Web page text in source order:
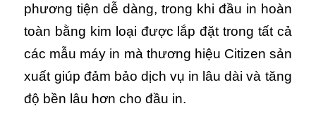
phương tiện dễ dàng, trong khi đầu in hoàn
toàn bằng kim loại được lắp đặt trong tất cả
các mẫu máy in mà thương hiệu Citizen sản
xuất giúp đảm bảo dịch vụ in lâu dài và tăng
độ bền lâu hơn cho đầu in.